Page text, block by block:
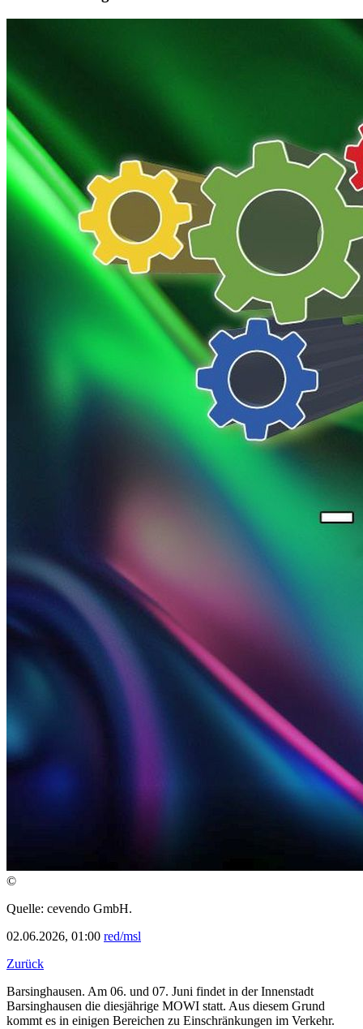
©
Quelle: cevendo GmbH.
02.06.2026, 01:00 red/msl
Zurück
Barsinghausen. Am 06. und 07. Juni findet in der Innenstadt
Barsinghausen die diesjährige MOWI statt. Aus diesem Grund
kommt es in einigen Bereichen zu Einschränkungen im Verkehr.